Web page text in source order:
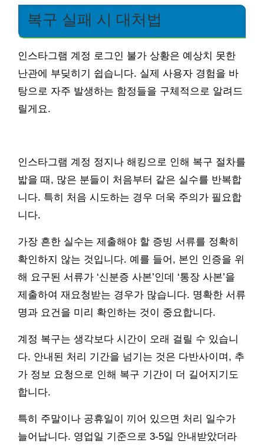
복구 실패 시 대처법
인스타그램 계정 로그인 불가 상황은 예상치 못한
난관에 부딪히기 쉽습니다. 실제 사용자 경험을 바
탕으로 자주 발생하는 함정들을 구체적으로 알려드
릴게요.
인스타그램 계정 정지나 해킹으로 인해 복구 절차를
밟을 때, 많은 분들이 처음부터 같은 실수를 반복합
니다. 특히 처음 시도하는 경우 더욱 주의가 필요합
니다.
가장 흔한 실수는 제출해야 할 증빙 서류를 정확히
확인하지 않는 것입니다. 예를 들어, 본인 인증을 위
해 요구된 서류가 ‘신분증 사본’인데 ‘통장 사본’을
제출하여 재요청받는 경우가 많습니다. 명확한 서류
명과 요건을 미리 확인하는 것이 중요합니다.
계정 복구는 생각보다 시간이 오래 걸릴 수 있습니
다. 안내된 처리 기간을 넘기는 것은 다반사이며, 추
가 정보 요청으로 인해 복구 기간이 더 길어지기도
합니다.
특히 주말이나 공휴일이 끼어 있으면 처리 일수가
늘어납니다. 영업일 기준으로 3-5일 안내받았더라